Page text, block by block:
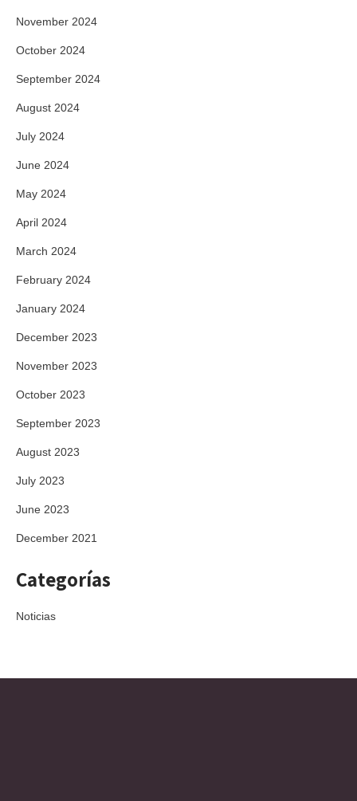
November 2024
October 2024
September 2024
August 2024
July 2024
June 2024
May 2024
April 2024
March 2024
February 2024
January 2024
December 2023
November 2023
October 2023
September 2023
August 2023
July 2023
June 2023
December 2021
Categorías
Noticias